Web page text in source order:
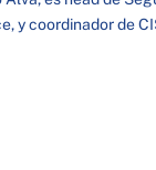
y coordinador de